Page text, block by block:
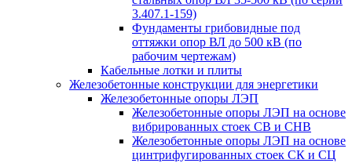
3.407.1-159)
Фундаменты грибовидные под
оттяжки опор ВЛ до 500 кВ (по
рабочим чертежам)
Кабельные лотки и плиты
Железобетонные конструкции для энергетики
Железобетонные опоры ЛЭП
Железобетонные опоры ЛЭП на основе
вибрированных стоек СВ и СНВ
Железобетонные опоры ЛЭП на основе
цинтрифугированных стоек СК и СЦ